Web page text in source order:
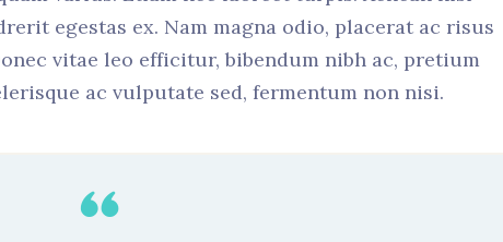
egestas ex. Nam magna odio, placerat ac risus
vitae leo efficitur, bibendum nibh ac, pretium
ac vulputate sed, fermentum non nisi.